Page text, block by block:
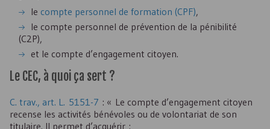
le compte personnel de formation (CPF),
le compte personnel de prévention de la pénibilité
(C2P),
et le compte d’engagement citoyen.
Le CEC, à quoi ça sert ?
C. trav., art. L. 5151-7 : « Le compte d’engagement citoyen
recense les activités bénévoles ou de volontariat de son
titulaire. Il permet d’acquérir :